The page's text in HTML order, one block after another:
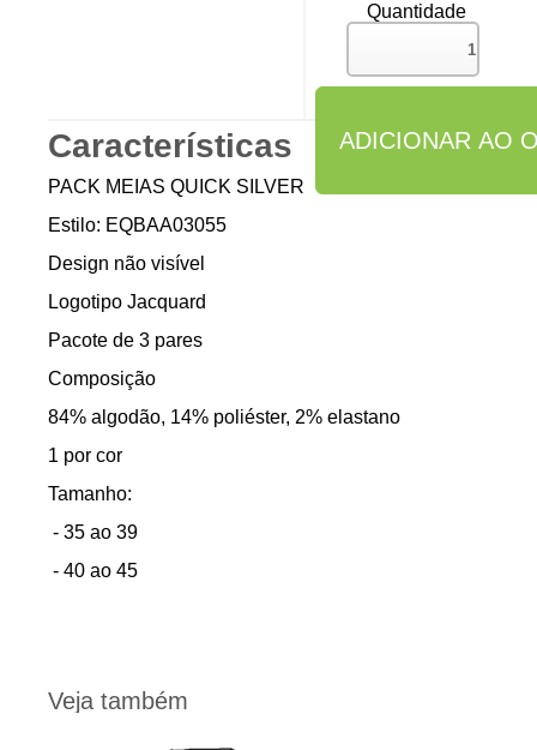
Quantidade
Características
PACK MEIAS QUICK SILVER
Estilo: EQBAA03055
Design não visível
Logotipo Jacquard
Pacote de 3 pares
Composição
84% algodão, 14% poliéster, 2% elastano
1 por cor
Tamanho:
- 35 ao 39
- 40 ao 45
Veja também